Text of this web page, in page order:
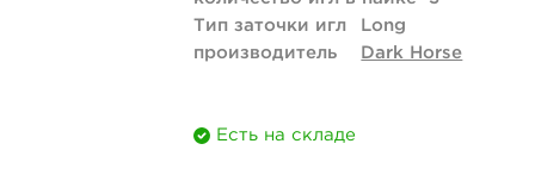
Тип заточки игл
Long
производитель
Dark Horse
Есть на складе